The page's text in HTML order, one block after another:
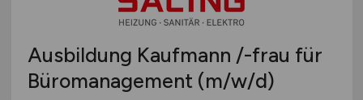
Ausbildung Kaufmann /-frau für
Büromanagement (m/w/d)